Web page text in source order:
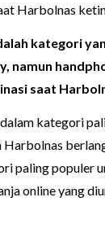
Harbolnas
kategori
namun
saat
kategori
Harbolnas
paling populer
online yang